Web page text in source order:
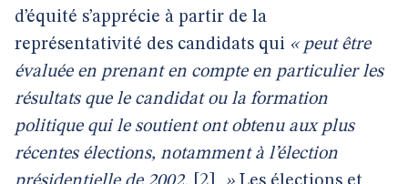
d’équité s’apprécie à partir de la
représentativité des candidats qui « peut être
évaluée en prenant en compte en particulier les
résultats que le candidat ou la formation
politique qui le soutient ont obtenu aux plus
récentes élections, notamment à l’élection